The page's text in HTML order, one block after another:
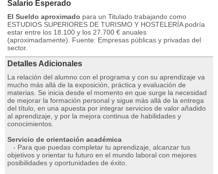
Salario Esperado
El Sueldo aproximado para un Titulado trabajando como
ESTUDIOS SUPERIORES DE TURISMO Y HOSTELERÍA podría
estar entre los 18.100 y los 27.700 € anuales
(aproximadamente). Fuente: Empresas públicas y privadas del
sector.
Detalles Adicionales
La relación del alumno con el programa y con su aprendizaje va
mucho más allá de la exposición, práctica y evaluación de
materias. Se inicia desde el momento en que surge la necesidad
de mejorar la formación personal y sigue más allá de la entrega
del título, en una apuesta por integrar servicios de valor añadido
al aprendizaje, y por la mejora continua de habilidades y
conocimientos.
Servicio de orientación académica
- Para que puedas completar tu aprendizaje, alcanzar tus
objetivos y orientar tu futuro en el mundo laboral con mejores
posibilidades y oportunidades de éxito.